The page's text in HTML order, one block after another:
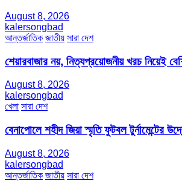
August 8, 2026
kalersongbad
আন্তর্জাতিক জাতীয় সারা দেশ
শেয়ারবাজার নয়, নিত্যপ্রয়োজনীয় খরচ নিয়েই
August 8, 2026
kalersongbad
খেলা সারা দেশ
বেনাপোলে শহীদ জিয়া স্মৃতি ফুটবল টুর্নামেন্টের
August 8, 2026
kalersongbad
আন্তর্জাতিক জাতীয় সারা দেশ